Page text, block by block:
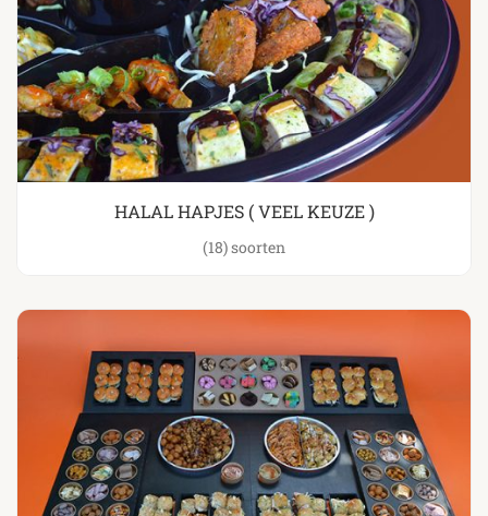
HALAL HAPJES ( VEEL KEUZE )
(18)